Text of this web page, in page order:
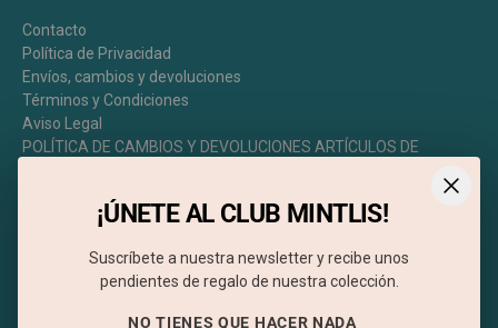
¡ÚNETE AL CLUB MINTLIS!
Suscríbete a nuestra newsletter y recibe unos
pendientes de regalo de nuestra colección.
NO TIENES QUE HACER NADA
Contacto
Política de Privacidad
Envíos, cambios y devoluciones
Términos y Condiciones
Aviso Legal
POLÍTICA DE CAMBIOS Y DEVOLUCIONES ARTÍCULOS DE
DESCUENTOS